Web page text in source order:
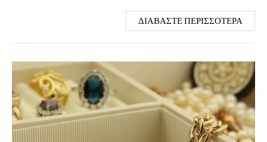
ΔΙΑΒΆΣΤΕ ΠΕΡΙΣΣΌΤΕΡΑ